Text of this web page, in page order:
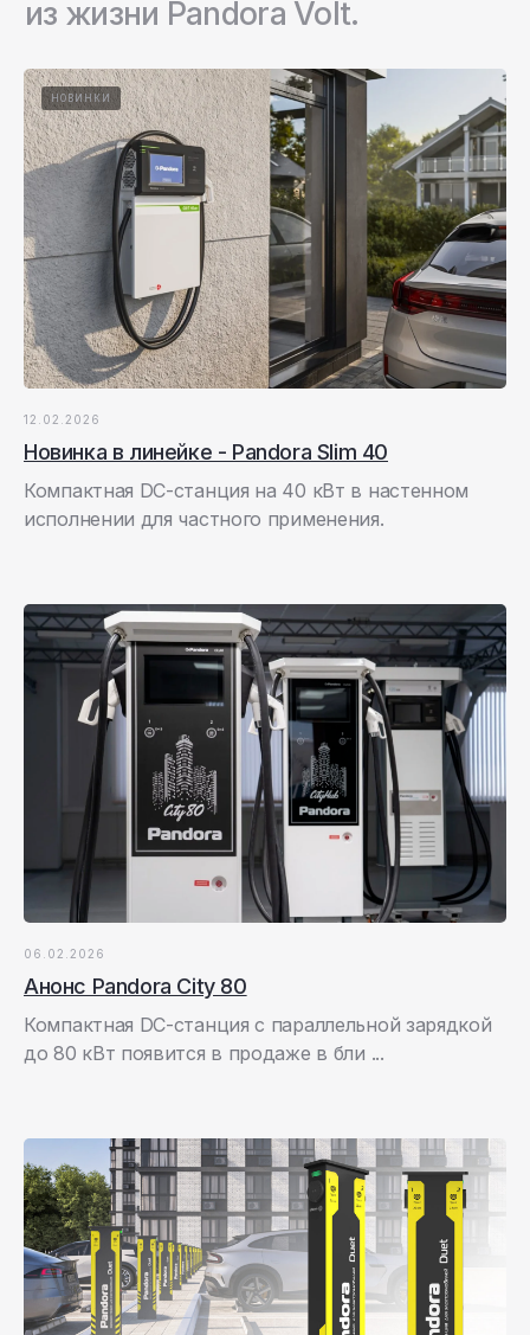
НОВИНКИ
12.02.2026
Новинка в линейке - Pandora Slim 40
Компактная DC-станция на 40 кВт в настенном
исполнении для частного применения.
06.02.2026
Анонс Pandora City 80
Компактная DC-станция с параллельной зарядкой
до 80 кВт появится в продаже в бли ...